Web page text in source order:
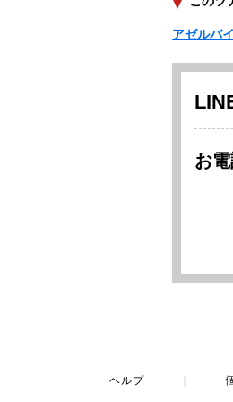
アゼルバ
お
ヘルプ